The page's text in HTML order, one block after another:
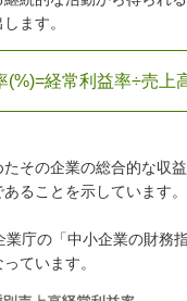
ます。
(%)=経常利益率÷売上
その企業の総合的な収
ることを示しています。
庁の「中小企業の財務
ています。